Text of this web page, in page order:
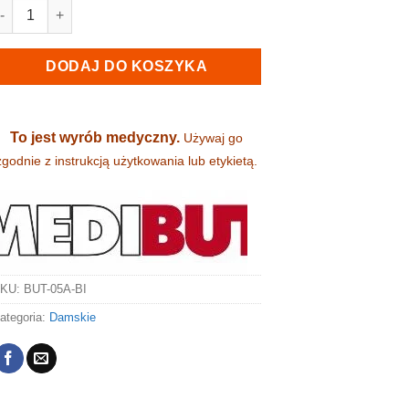
Klapki damskie, medyczne i zawodowe - skórzane (05A-BI)
DODAJ DO KOSZYKA
To jest wyrób medyczny. Używaj go
z instrukcją użytkowania lub etykietą.
BUT-05A-BI
Damskie